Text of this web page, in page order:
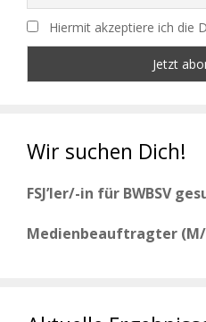
Hiermit akzeptiere ich die
Wir suchen Dich!
FSJ’ler/-in für BWBSV
Medienbeauftragter